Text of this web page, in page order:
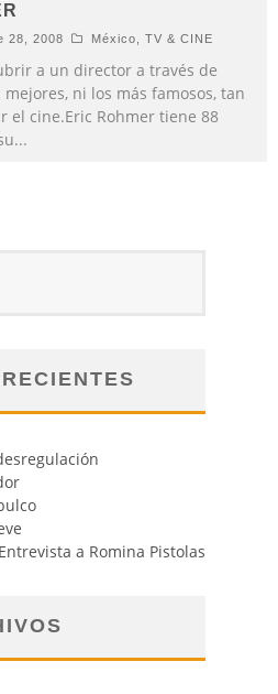
28, 2008 México TV & CINE
a un director a través de
ni los más famosos, tan
el cine.Eric Rohmer tiene 88
...
a Romina Pistolas